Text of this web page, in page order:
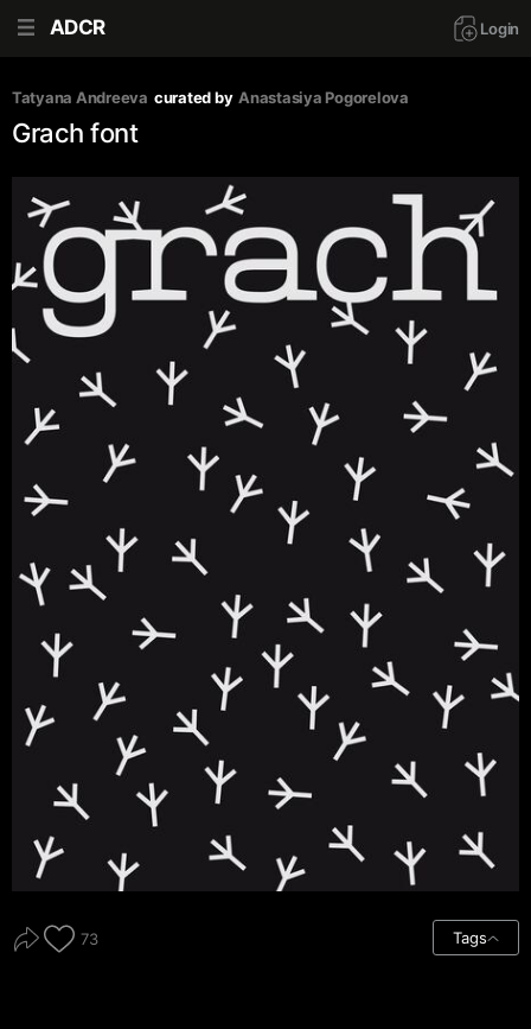
ADCR Login
Tatyana Andreeva curated by Anastasiya Pogorelova
Grach font
73 Tags